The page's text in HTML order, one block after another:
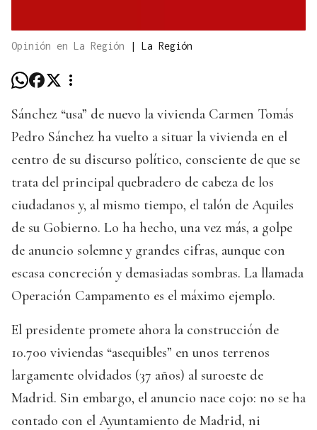
Opinión en La Región | La Región
Sánchez “usa” de nuevo la vivienda Carmen Tomás
Pedro Sánchez ha vuelto a situar la vivienda en el
centro de su discurso político, consciente de que se
trata del principal quebradero de cabeza de los
ciudadanos y, al mismo tiempo, el talón de Aquiles
de su Gobierno. Lo ha hecho, una vez más, a golpe
de anuncio solemne y grandes cifras, aunque con
escasa concreción y demasiadas sombras. La llamada
Operación Campamento es el máximo ejemplo.
El presidente promete ahora la construcción de
10.700 viviendas “asequibles” en unos terrenos
largamente olvidados (37 años) al suroeste de
Madrid. Sin embargo, el anuncio nace cojo: no se ha
contado con el Ayuntamiento de Madrid, ni